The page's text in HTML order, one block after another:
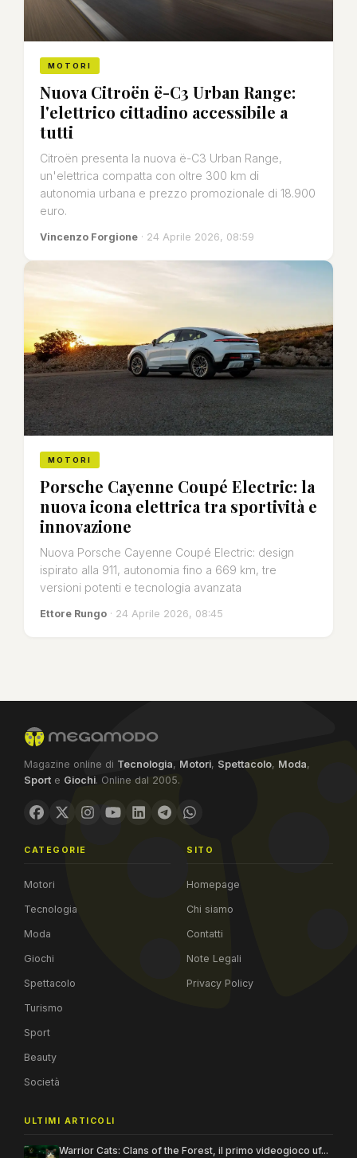
MOTORI
Nuova Citroën ë-C3 Urban Range:
l'elettrico cittadino accessibile a
tutti
Citroën presenta la nuova ë-C3 Urban Range,
un'elettrica compatta con oltre 300 km di
autonomia urbana e prezzo promozionale di 18.900
euro.
Vincenzo Forgione · 24 Aprile 2026, 08:59
MOTORI
Porsche Cayenne Coupé Electric: la
nuova icona elettrica tra sportività e
innovazione
Nuova Porsche Cayenne Coupé Electric: design
ispirato alla 911, autonomia fino a 669 km, tre
versioni potenti e tecnologia avanzata
Ettore Rungo · 24 Aprile 2026, 08:45
Magazine online di Tecnologia, Motori, Spettacolo, Moda,
Sport e Giochi. Online dal 2005.
CATEGORIE
Motori
Tecnologia
Moda
Giochi
Spettacolo
Turismo
Sport
Beauty
Società
SITO
Homepage
Chi siamo
Contatti
Note Legali
Privacy Policy
ULTIMI ARTICOLI
Warrior Cats: Clans of the Forest, il primo videogioco uf...